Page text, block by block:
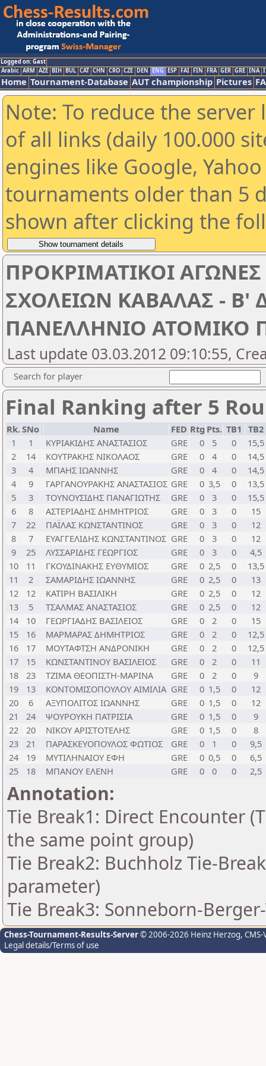
Logged on: Gast
Arabic ARM AZE BIH BUL CAT CHN CRO CZE DEN ENG ESP FAI FIN FRA GER GRE INA
Home Tournament-Database AUT championship Pictures
Note: To reduce the
of all links (daily 100.000
engines like Google,
tournaments older than 5
shown after clicking the
ΠΡΟΚΡΙΜΑΤΙΚΟΙ
ΣΧΟΛΕΙΩΝ ΚΑΒΑΛΑΣ - Β'
ΠΑΝΕΛΛΗΝΙΟ ΑΤΟΜΙΚΟ
Last update 03.03.2012 09:10:55,
Search for player
Final Ranking after 5
Rk.SNo Name FED Rtg Pts. TB1
TB2
1
1 ΚΥΡΙΑΚΙΔΗΣ ΑΝΑΣΤΑΣΙΟΣ GRE 0 5 0
15,5
2
14 ΚΟΥΤΡΑΚΗΣ ΝΙΚΟΛΑΟΣ GRE 0 4 0
14,5
3
4 ΜΠΑΗΣ ΙΩΑΝΝΗΣ GRE 0 4 0
14,5
4
9 ΓΑΡΓΑΝΟΥΡΑΚΗΣ ΑΝΑΣΤΑΣΙΟΣ GRE 0 3,5 0
13,5
5
3 ΤΟΥΝΟΥΣΙΔΗΣ ΠΑΝΑΓΙΩΤΗΣ GRE 0 3 0
15,5
6
8 ΑΣΤΕΡΙΑΔΗΣ ΔΗΜΗΤΡΙΟΣ GRE 0 3 0
15
7
22 ΠΑΪΛΑΣ ΚΩΝΣΤΑΝΤΙΝΟΣ GRE 0 3 0
12
8
7 ΕΥΑΓΓΕΛΙΔΗΣ ΚΩΝΣΤΑΝΤΙΝΟΣ GRE 0 3 0
12
9
25 ΛΥΣΣΑΡΙΔΗΣ ΓΕΩΡΓΙΟΣ GRE 0 3 0
4,5
10
11 ΓΚΟΥΔΙΝΑΚΗΣ ΕΥΘΥΜΙΟΣ GRE 0 2,5 0
13,5
11
2 ΣΑΜΑΡΙΔΗΣ ΙΩΑΝΝΗΣ GRE 0 2,5 0
13
12
12 ΚΑΤΙΡΗ ΒΑΣΙΛΙΚΗ GRE 0 2,5 0
12
13
5 ΤΣΑΛΜΑΣ ΑΝΑΣΤΑΣΙΟΣ GRE 0 2,5 0
12
14
10 ΓΕΩΡΓΙΑΔΗΣ ΒΑΣΙΛΕΙΟΣ GRE 0 2 0
15
15
16 ΜΑΡΜΑΡΑΣ ΔΗΜΗΤΡΙΟΣ GRE 0 2 0
12,5
16
17 ΜΟΥΤΑΦΤΣΗ ΑΝΔΡΟΝΙΚΗ GRE 0 2 0
12,5
17
15 ΚΩΝΣΤΑΝΤΙΝΟΥ ΒΑΣΙΛΕΙΟΣ GRE 0 2 0
11
18
23 ΤΖΙΜΑ ΘΕΟΠΙΣΤΗ-ΜΑΡΙΝΑ GRE 0 2 0
9
19
13 ΚΟΝΤΟΜΙΣΟΠΟΥΛΟΥ ΑΙΜΙΛΙΑ GRE 0 1,5 0
12
20
6 ΑΞΥΠΟΛΙΤΟΣ ΙΩΑΝΝΗΣ GRE 0 1,5 0
12
21
24 ΨΟΥΡΟΥΚΗ ΠΑΤΡΙΣΙΑ GRE 0 1,5 0
9
22
20 ΝΙΚΟΥ ΑΡΙΣΤΟΤΕΛΗΣ GRE 0 1,5 0
8
23
21 ΠΑΡΑΣΚΕΥΟΠΟΥΛΟΣ ΦΩΤΙΟΣ GRE 0 1 0
9,5
24
19 ΜΥΤΙΛΗΝΑΙΟΥ ΕΦΗ GRE 0 0,5 0
6,5
25
18 ΜΠΑΝΟΥ ΕΛΕΝΗ GRE 0 0 0 2,5
Annotation:
Tie Break1: Direct Encounter
the same point group)
Tie Break2: Buchholz Tie-
parameter)
Tie Break3: Sonneborn-
Chess-Tournament-Results-Server© 2006-2026 Heinz Herzog,
Legal details/Terms of use